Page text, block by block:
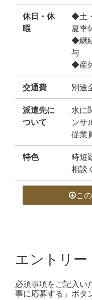
休日・休
暇
◆土
夏季
◆継
与
◆産
交通費 別途
派遣先に
ついて
水に
ンサ
従業
特色
時短
相談
こ
エントリー
必須事項をご記入い
事に応募する」ボタ